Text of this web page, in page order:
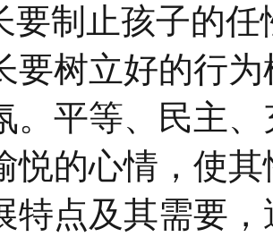
要制止孩子的
要树立好的行
。平等、民主
悦的心情，使
特点及其需要